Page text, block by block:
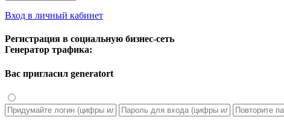
Вход в личный кабинет
Регистрация в социальную бизнес-сеть
Генератор трафика:
Вас пригласил generatort